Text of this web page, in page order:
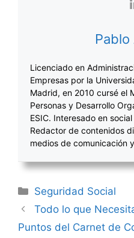
Pablo
Licenciado en
Empresas por la
Madrid, en 2010 cursé el
Personas y Desarrollo
ESIC. Interesado en
Redactor de contenidos
medios de comunicación
Categorías
Seguridad Social
Navegación
de
Todo lo que
Puntos del Carnet de